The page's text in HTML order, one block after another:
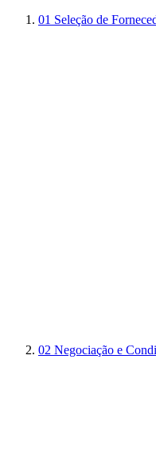
01 Seleção de
02 Negociação e